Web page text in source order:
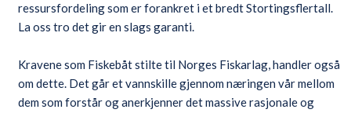
ressursfordeling som er forankret i et bredt Stortingsflertall.
La oss tro det gir en slags garanti.
Kravene som Fiskebåt stilte til Norges Fiskarlag, handler også
om dette. Det går et vannskille gjennom næringen vår mellom
dem som forstår og anerkjenner det massive rasjonale og